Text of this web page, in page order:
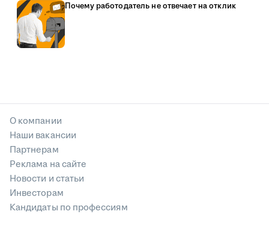
Почему работодатель не отвечает на отклик
О компании
Наши вакансии
Партнерам
Реклама на сайте
Новости и статьи
Инвесторам
Кандидаты по профессиям